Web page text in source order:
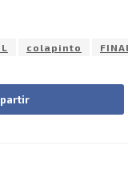
colapinto FINAL